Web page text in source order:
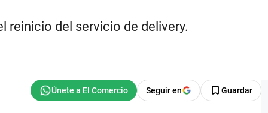
reinicio del servicio de delivery.
Seguir en Guardar